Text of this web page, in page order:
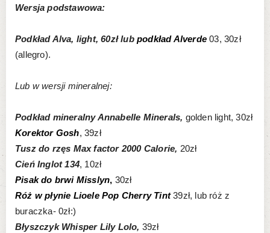
Wersja podstawowa:
Podkład Alva, light, 60zł lub podkład Alverde 03, 30zł
(allegro).
Lub w wersji mineralnej:
Podkład mineralny Annabelle Minerals, golden light, 30zł
Korektor Gosh, 39zł
Tusz do rzęs Max factor 2000 Calorie, 20zł
Cień Inglot 134, 10zł
Pisak do brwi Misslyn, 30zł
Róż w płynie Lioele Pop Cherry Tint 39zł, lub róż z
buraczka- 0zł:)
Błyszczyk Whisper Lily Lolo, 39zł